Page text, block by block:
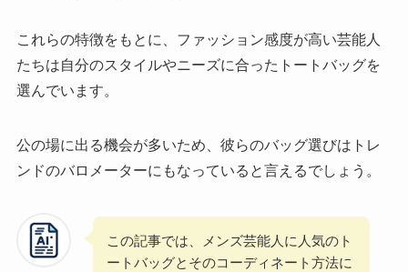
これらの特徴をもとに、ファッション感度が高い芸能人
たちは自分のスタイルやニーズに合ったトートバッグを
選んでいます。
公の場に出る機会が多いため、彼らのバッグ選びはトレ
ンドのバロメーターにもなっていると言えるでしょう。
この記事では、メンズ芸能人に人気のト
ートバッグとそのコーディネート方法に